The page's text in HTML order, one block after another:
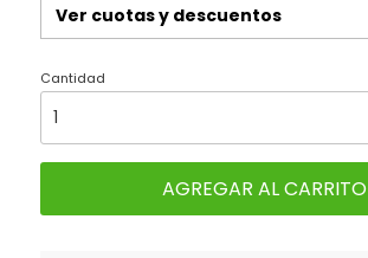
Ver cuotas y descuentos
Cantidad
AGREGAR AL CARRITO